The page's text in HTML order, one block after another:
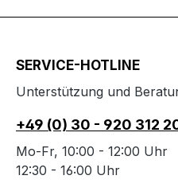
SERVICE-HOTLINE
Unterstützung und
+49 (0) 30 - 920 312
Mo-Fr, 10:00 - 12:00 Uhr
12:30 - 16:00 Uhr